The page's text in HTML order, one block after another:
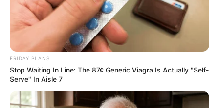
FRIDAY PLANS
Stop Waiting In Line: The 87¢ Generic Viagra Is Actually "Self-
Serve" In Aisle 7